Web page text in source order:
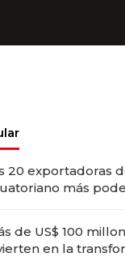
20 exportadoras
más
de US$ 100
en la